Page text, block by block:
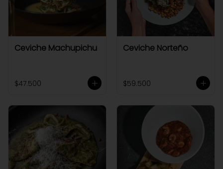
Ceviche Machupichu
$47.500
Ceviche Norteño
$59.500